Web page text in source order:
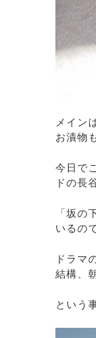
メイン
お漬物
今日で
ドの長
「坂の
いるの
ドラマ
結構、
という